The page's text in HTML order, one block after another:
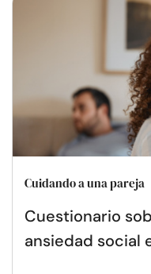
Cuidando a una pareja
Cuestionario
ansiedad social